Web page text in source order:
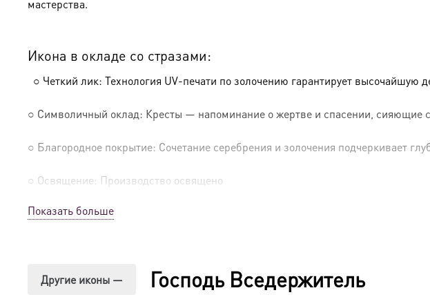
мастерства.
Икона в окладе со стразами:
○ Четкий лик: Технология UV-печати по золочению гарантирует высочайшую
○ Символичный оклад: Кресты — напоминание о жертве и спасении, сияющие
○ Благородное покрытие: Сочетание серебрения и золочения подчеркивает
○ Освящение: Производство освящено
○ Натуральное дерево: Каждый киот изготавливается вручную из массива
Показать больше
Другие иконы — Господь Вседержитель